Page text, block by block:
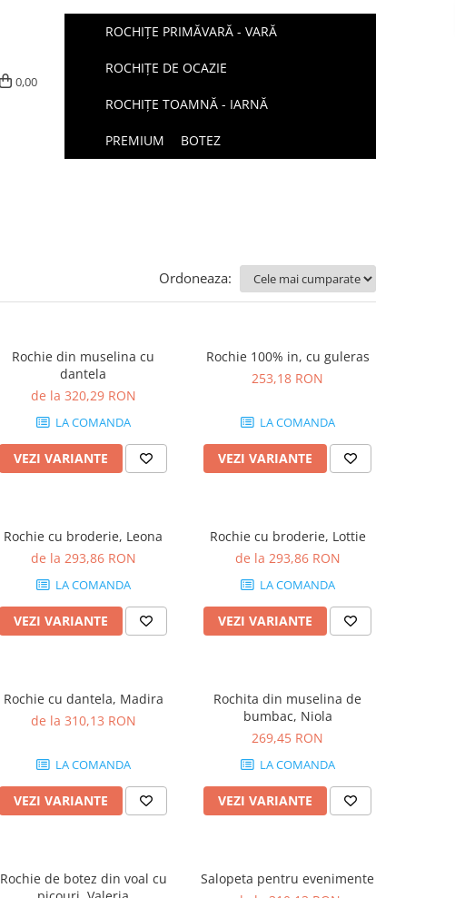
0,00
ROCHIȚE PRIMĂVARĂ - VARĂ
ROCHIȚE DE OCAZIE
ROCHIȚE TOAMNĂ - IARNĂ
PREMIUM BOTEZ
Ordoneaza:
Rochie din muselina cu
dantela
de la 320,29 RON
LA COMANDA
VEZI VARIANTE
Rochie 100% in, cu guleras
253,18 RON
LA COMANDA
VEZI VARIANTE
Rochie cu broderie, Leona
de la 293,86 RON
LA COMANDA
VEZI VARIANTE
Rochie cu broderie, Lottie
de la 293,86 RON
LA COMANDA
VEZI VARIANTE
Rochie cu dantela, Madira
de la 310,13 RON
LA COMANDA
VEZI VARIANTE
Rochita din muselina de
bumbac, Niola
269,45 RON
LA COMANDA
VEZI VARIANTE
Rochie de botez din voal cu
Salopeta pentru evenimente